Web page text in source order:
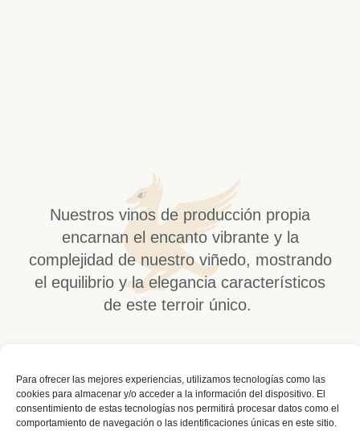
Para ofrecer las mejores experiencias, utilizamos tecnologías como las
cookies para almacenar y/o acceder a la información del dispositivo. El
consentimiento de estas tecnologías nos permitirá procesar datos como el
comportamiento de navegación o las identificaciones únicas en este sitio.
Nuestros vinos de producción propia
encarnan el encanto vibrante y la
complejidad de nuestro viñedo, mostrando
el equilibrio y la elegancia característicos
de este terroir único.